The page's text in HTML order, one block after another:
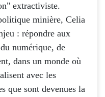
extractiviste.
minière, Celia
: répondre aux
numérique, de
dans un monde où
avec les
que sont devenues la